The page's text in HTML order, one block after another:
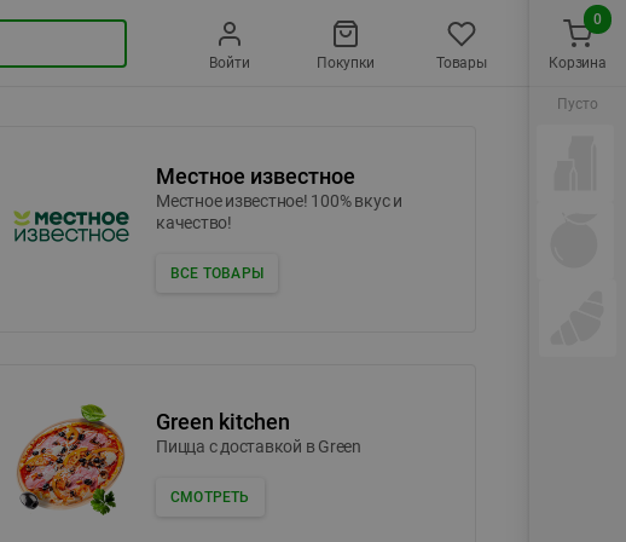
Войти Покупки Товары
Местное известное
Местное известное! 100% вкус и
качество!
ВСЕ ТОВАРЫ
Green kitchen
Пицца c доставкой в Green
СМОТРЕТЬ
Корзина
0
Пусто